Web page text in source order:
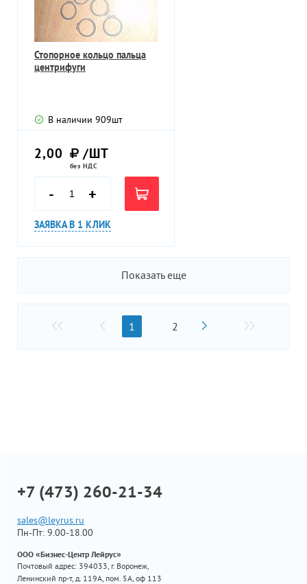
Стопорное кольцо пальца
центрифуги
В наличии 909шт
2,00 /ШТ
без НДС
- +
ЗАЯВКА В 1 КЛИК
Показать еще
1 2
+7 (473) 260-21-34
sales@leyrus.ru
Пн-Пт: 9.00-18.00
ООО «Бизнес-Центр Лейрус»
Почтовый адрес: 394033, г. Воронеж,
Ленинский пр-т, д. 119А, пом. 5А, оф 113